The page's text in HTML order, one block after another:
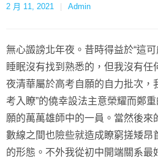
2 月 11, 2021 Admin
無心譭謗北年夜。昔時得益於“這
睡眠沒有找到熟悉的，但我沒有任
夜清華屬於高考自願的自力批次，
考入瞭”的僥幸設法主意榮耀而鄭
願的萬萬雄師中的一員。當然後來
數線之間也險些就造成瞭窮搓矮昂
的形態。不外我從初中開端關系最